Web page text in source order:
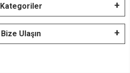
Kategoriler
Bize Ulaşın